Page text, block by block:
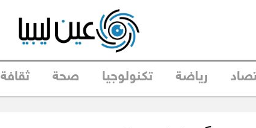
رياضة تكنولوجيا صحة ثقافة